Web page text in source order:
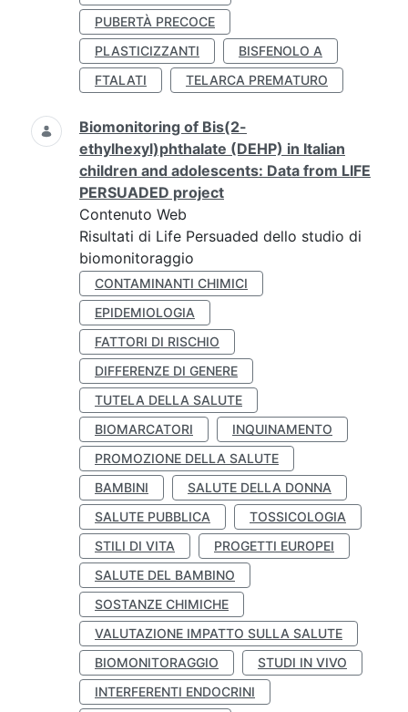
PUBERTÀ PRECOCE
PLASTICIZZANTI
BISFENOLO A
FTALATI
TELARCA PREMATURO
Biomonitoring of Bis(2-
ethylhexyl)phthalate (DEHP) in Italian
children and adolescents: Data from LIFE
PERSUADED project
Contenuto Web
Risultati di Life Persuaded dello studio di
biomonitoraggio
CONTAMINANTI CHIMICI
EPIDEMIOLOGIA
FATTORI DI RISCHIO
DIFFERENZE DI GENERE
TUTELA DELLA SALUTE
BIOMARCATORI
INQUINAMENTO
PROMOZIONE DELLA SALUTE
BAMBINI
SALUTE DELLA DONNA
SALUTE PUBBLICA
TOSSICOLOGIA
STILI DI VITA
PROGETTI EUROPEI
SALUTE DEL BAMBINO
SOSTANZE CHIMICHE
VALUTAZIONE IMPATTO SULLA SALUTE
BIOMONITORAGGIO
STUDI IN VIVO
INTERFERENTI ENDOCRINI